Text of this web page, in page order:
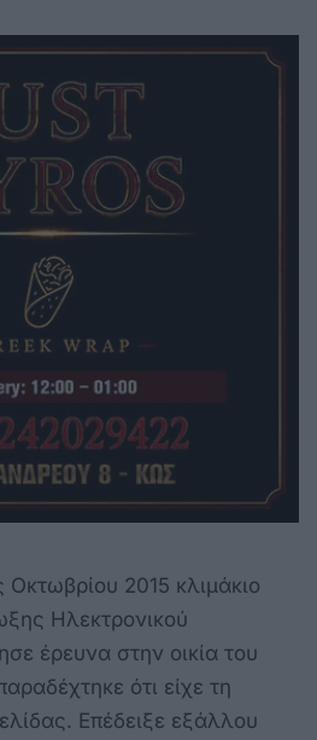
Οκτωβρίου 2015 κλιμάκιο
Ηλεκτρονικού
έρευνα στην οικία του
ότι είχε τη
Επέδειξε εξάλλου